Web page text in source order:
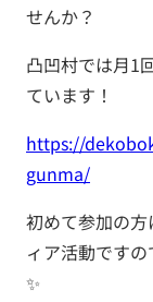
せんか？
凸凹村では月1
ています！
https://
gunma/
初めて参加の
ィア活動です
✨